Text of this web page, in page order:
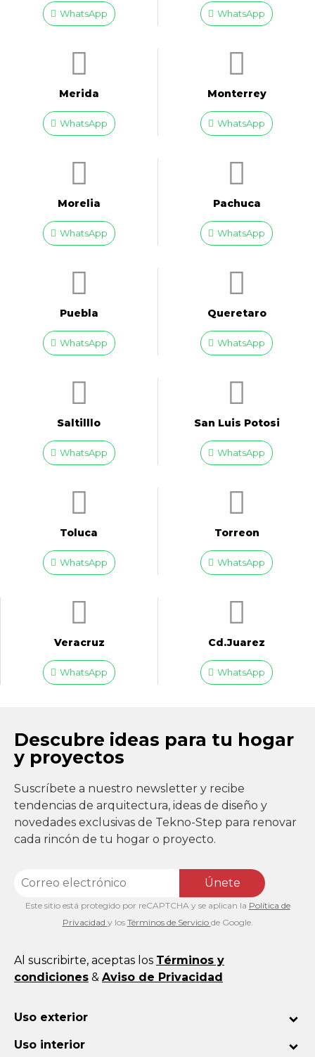
WhatsApp WhatsApp
Merida
WhatsApp
Monterrey
WhatsApp
Morelia
WhatsApp
Pachuca
WhatsApp
Puebla
WhatsApp
Queretaro
WhatsApp
Saltilllo
WhatsApp
San Luis Potosi
WhatsApp
Toluca
WhatsApp
Torreon
WhatsApp
Veracruz
WhatsApp
Cd.Juarez
WhatsApp
Descubre ideas para tu hogar
y proyectos
Suscríbete a nuestro newsletter y recibe
tendencias de arquitectura, ideas de diseño y
novedades exclusivas de Tekno-Step para renovar
cada rincón de tu hogar o proyecto.
Únete
Este sitio está protegido por reCAPTCHA y se aplican la Política de
Privacidad y los Términos de Servicio de Google.
Al suscribirte, aceptas los Términos y
condiciones & Aviso de Privacidad
Uso exterior
Uso interior